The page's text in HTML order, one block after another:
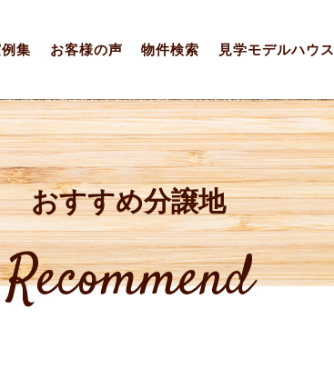
集 お客様の声 物件検索 見学モデルハウス
おすすめ分譲地
Recommend